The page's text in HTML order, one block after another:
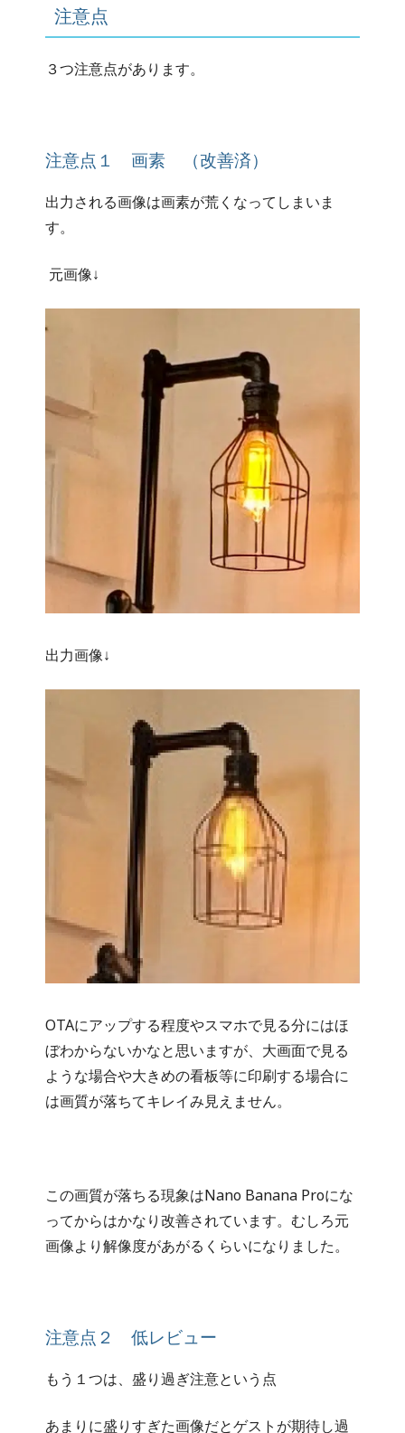
注意点
３つ注意点があります。
注意点１ 画素 （改善済）
出力される画像は画素が荒くなってしまいま
す。
元画像↓
出力画像↓
OTAにアップする程度やスマホで見る分にはほ
ぼわからないかなと思いますが、大画面で見る
ような場合や大きめの看板等に印刷する場合に
は画質が落ちてキレイみ見えません。
この画質が落ちる現象はNano Banana Proにな
ってからはかなり改善されています。むしろ元
画像より解像度があがるくらいになりました。
注意点２ 低レビュー
もう１つは、盛り過ぎ注意という点
あまりに盛りすぎた画像だとゲストが期待し過